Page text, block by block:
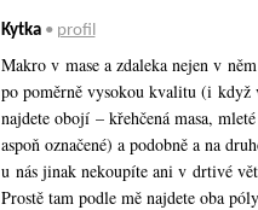
Kytka• profil
Makro v mase a zdaleka nejen v
po poměrně vysokou kvalitu (i když
najdete obojí – křehčená masa,
aspoň označené) a podobně a na
u nás jinak nekoupíte ani v drtivé
Prostě tam podle mě najdete oba